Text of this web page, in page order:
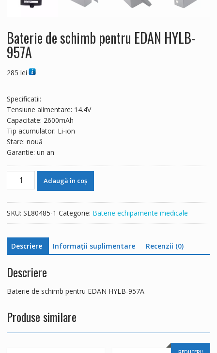
Baterie de schimb pentru EDAN HYLB-
957A
285 lei
Specificatii:
Tensiune alimentare: 14.4V
Capacitate: 2600mAh
Tip acumulator: Li-ion
Stare: nouă
Garantie: un an
Cantitate
Baterie
pentru
HYLB-
957A
Adaugă în coș
SKU: SL80485-1 Categorie: Baterie echipamente medicale
Descriere Informații suplimentare Recenzii (0)
Descriere
Baterie de schimb pentru EDAN HYLB-957A
Produse similare